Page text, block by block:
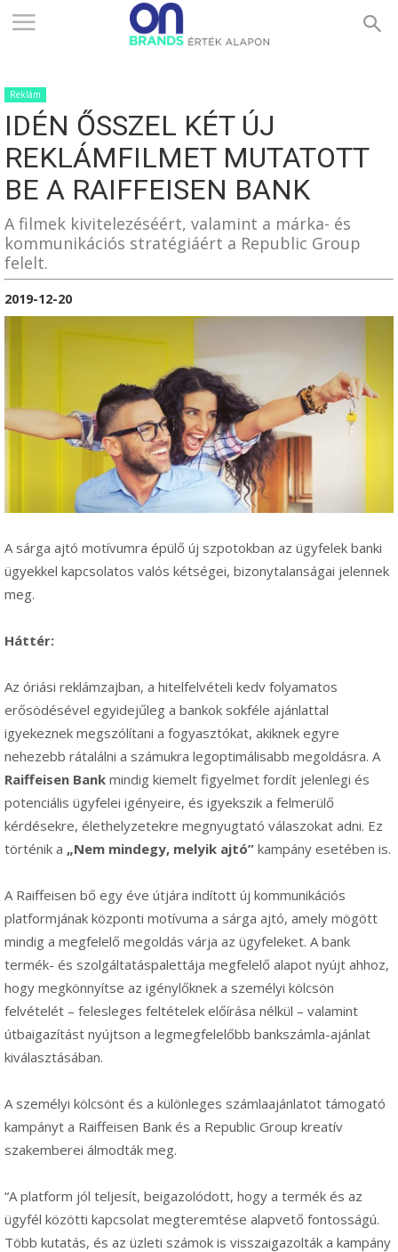
ONBRANDS
–
ÉRTÉK
ALAPON
Reklám
IDÉN ŐSSZEL KÉT ÚJ
REKLÁMFILMET MUTATOTT
BE A RAIFFEISEN BANK
A filmek kivitelezéséért, valamint a márka- és
kommunikációs stratégiáért a Republic Group
felelt.
2019-12-20
A sárga ajtó motívumra épülő új szpotokban az ügyfelek banki
ügyekkel kapcsolatos valós kétségei, bizonytalanságai jelennek
meg.
Háttér:
Az óriási reklámzajban, a hitelfelvételi kedv folyamatos
erősödésével egyidejűleg a bankok sokféle ajánlattal
igyekeznek megszólítani a fogyasztókat, akiknek egyre
nehezebb rátalálni a számukra legoptimálisabb megoldásra. A
Raiffeisen Bank mindig kiemelt figyelmet fordít jelenlegi és
potenciális ügyfelei igényeire, és igyekszik a felmerülő
kérdésekre, élethelyzetekre megnyugtató válaszokat adni. Ez
történik a „Nem mindegy, melyik ajtó” kampány esetében is.
A Raiffeisen bő egy éve útjára indított új kommunikációs
platformjának központi motívuma a sárga ajtó, amely mögött
mindig a megfelelő megoldás várja az ügyfeleket. A bank
termék- és szolgáltatáspalettája megfelelő alapot nyújt ahhoz,
hogy megkönnyítse az igénylőknek a személyi kölcsön
felvételét – felesleges feltételek előírása nélkül – valamint
útbaigazítást nyújtson a legmegfelelőbb bankszámla-ajánlat
kiválasztásában.
A személyi kölcsönt és a különleges számlaajánlatot támogató
kampányt a Raiffeisen Bank és a Republic Group kreatív
szakemberei álmodták meg.
“A platform jól teljesít, beigazolódott, hogy a termék és az
ügyfél közötti kapcsolat megteremtése alapvető fontosságú.
Több kutatás, és az üzleti számok is visszaigazolták a kampány